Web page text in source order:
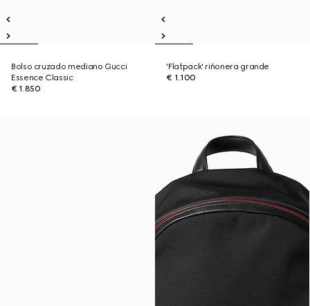
Bolso cruzado mediano Gucci
Essence Classic
€ 1.850
'Flatpack' riñonera grande
€ 1.100